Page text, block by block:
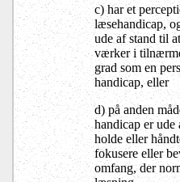
c) har et
læsehandicap,
ude af stand til
værker i
grad som en
handicap, eller
d) på anden
handicap er ude
holde eller
fokusere eller
omfang, der